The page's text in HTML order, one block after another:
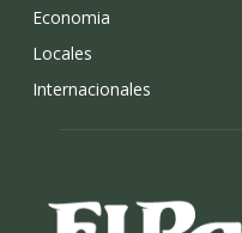
Economia
Locales
Internacionales